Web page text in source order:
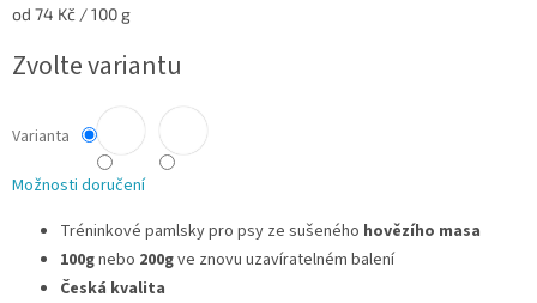
Měrná
od 74 Kč / 100 g
Zvolte variantu
Varianta
Možnosti doručení
Tréninkové pamlsky pro psy ze sušeného hovězího masa
100gnebo 200gve znovu uzavíratelném balení
Česká kvalita